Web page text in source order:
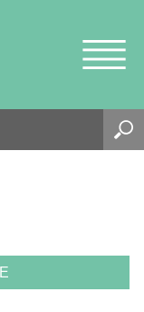
網站導覽